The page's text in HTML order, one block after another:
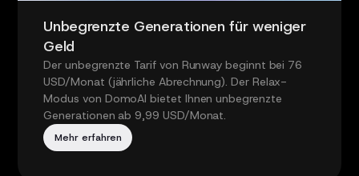
Unbegrenzte Generationen für weniger
Geld
Der unbegrenzte Tarif von Runway beginnt bei 76
USD/Monat (jährliche Abrechnung). Der Relax-
Modus von DomoAI bietet Ihnen unbegrenzte
Generationen ab 9,99 USD/Monat.
Mehr erfahren